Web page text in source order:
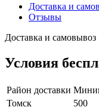
Доставка и
Отзывы
Доставка и самовывоз
Условия
Район доставки
Томск
500